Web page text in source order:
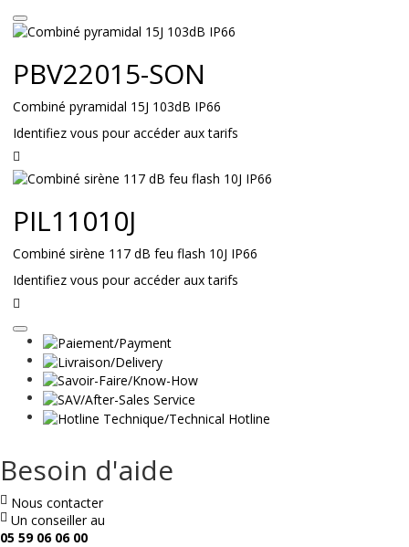
PBV22015-SON
Combiné pyramidal 15J 103dB IP66
Identifiez vous pour accéder aux tarifs
la
PIL11010J
Combiné sirène 117 dB feu flash 10J IP66
Identifiez vous pour accéder aux tarifs
la
suite
Besoin d'aide
Nous contacter
Un conseiller au
05 59 06 06 00